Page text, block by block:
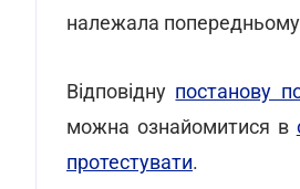
належала
Відповідну постанову
можна ознайомитися в
протестувати.